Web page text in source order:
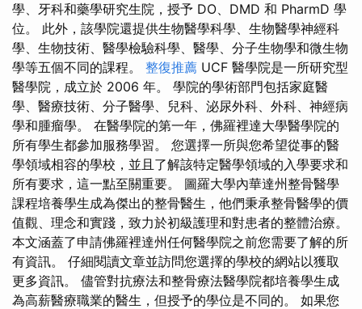
學、牙科和藥學研究生院，授予 DO、DMD 和 PharmD 學
位。 此外，該學院還提供生物醫學科學、生物醫學神經科
學、生物技術、醫學檢驗科學、醫學、分子生物學和微生物
學等五個不同的課程。 整復推薦 UCF 醫學院是一所研究型
醫學院，成立於 2006 年。 學院的學術部門包括家庭醫
學、醫療技術、分子醫學、兒科、泌尿外科、外科、神經病
學和腫瘤學。 在醫學院的第一年，佛羅裡達大學醫學院的
所有學生都參加服務學習。 您選擇一所與您希望從事的醫
學領域相容的學校，並且了解該特定醫學領域的入學要求和
所有要求，這一點至關重要。 圖羅大學內華達州整骨醫學
課程培養學生成為傑出的整骨醫生，他們秉承整骨醫學的價
值觀、理念和實踐，致力於初級護理和對患者的整體治療。
本文涵蓋了申請佛羅裡達州任何醫學院之前您需要了解的所
有資訊。 仔細閱讀文章並訪問您選擇的學校的網站以獲取
更多資訊。 儘管對抗療法和整骨療法醫學院都培養學生成
為高薪醫療職業的醫生，但授予的學位是不同的。 如果您